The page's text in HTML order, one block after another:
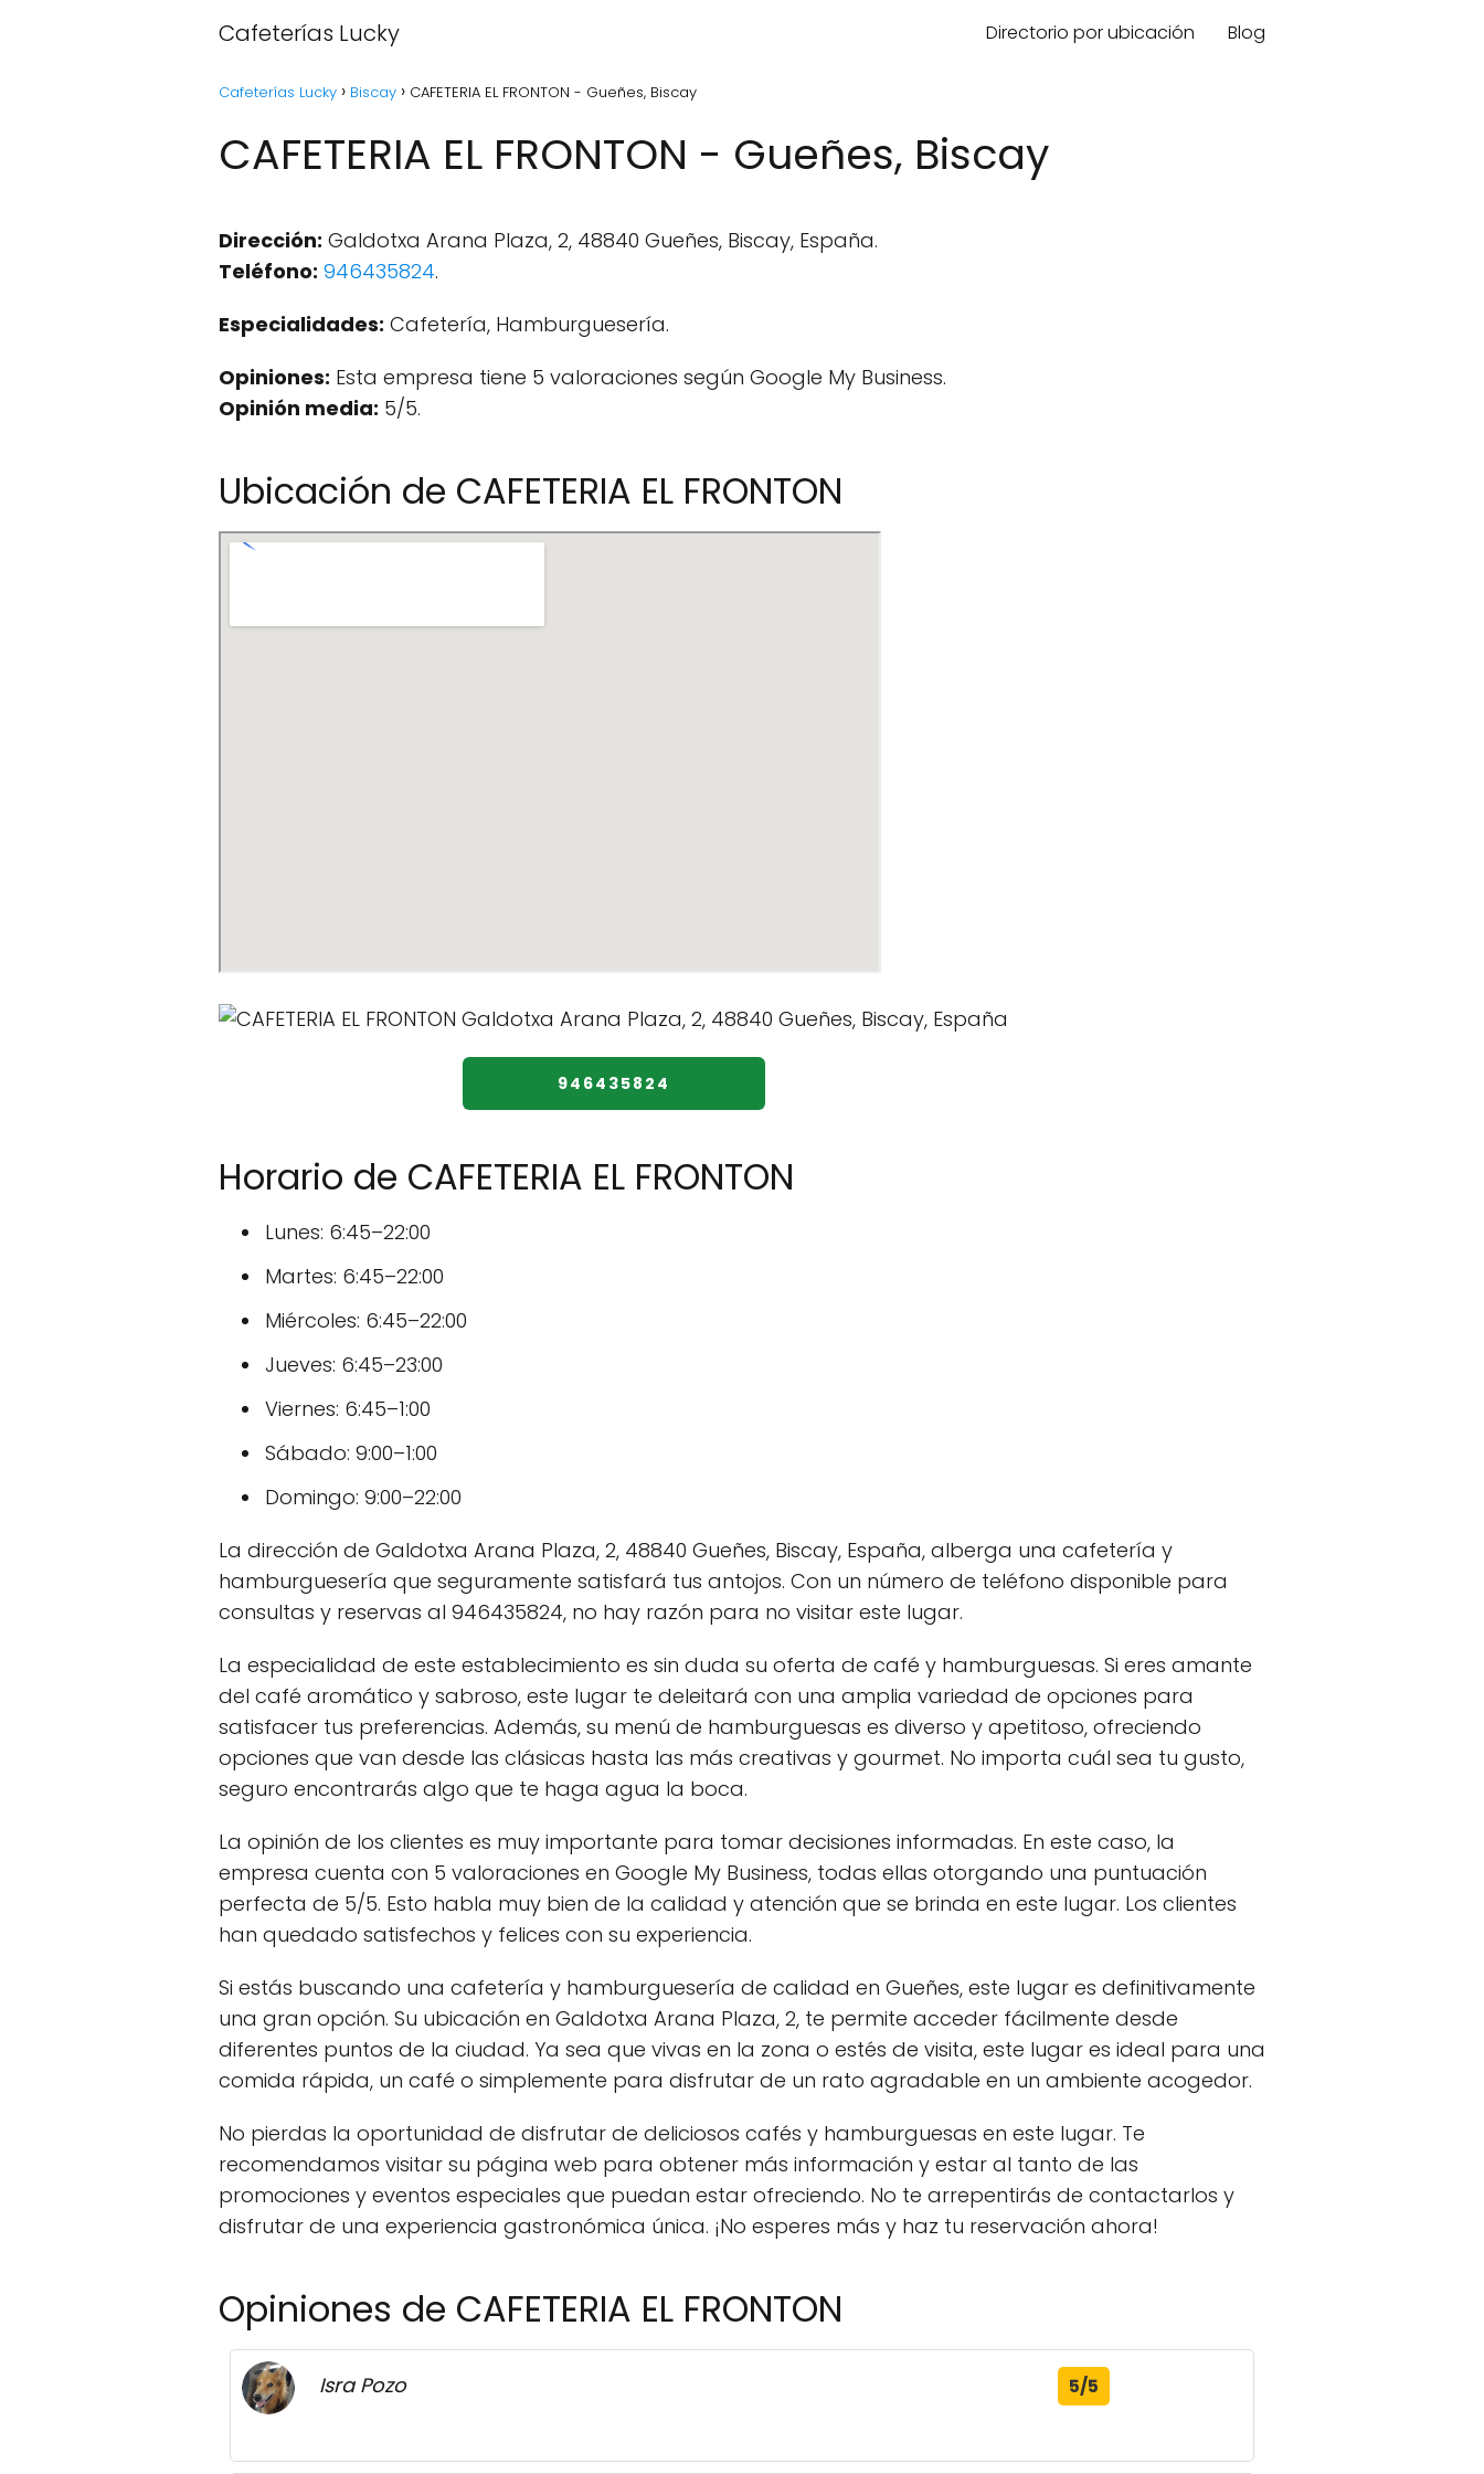
Cafeterías Lucky Directorio por ubicación Blog
Cafeterías Lucky Biscay CAFETERIA EL FRONTON - Gueñes, Biscay
CAFETERIA EL FRONTON - Gueñes, Biscay
Dirección: Galdotxa Arana Plaza, 2, 48840 Gueñes, Biscay, España.
Teléfono: 946435824.
Especialidades: Cafetería, Hamburguesería.
Opiniones: Esta empresa tiene 5 valoraciones según Google My Business.
Opinión media: 5/5.
Ubicación de CAFETERIA EL FRONTON
946435824
Horario de CAFETERIA EL FRONTON
Lunes: 6:45–22:00
Martes: 6:45–22:00
Miércoles: 6:45–22:00
Jueves: 6:45–23:00
Viernes: 6:45–1:00
Sábado: 9:00–1:00
Domingo: 9:00–22:00
La dirección de Galdotxa Arana Plaza, 2, 48840 Gueñes, Biscay, España, alberga una cafetería y
hamburguesería que seguramente satisfará tus antojos. Con un número de teléfono disponible para
consultas y reservas al 946435824, no hay razón para no visitar este lugar.
La especialidad de este establecimiento es sin duda su oferta de café y hamburguesas. Si eres amante
del café aromático y sabroso, este lugar te deleitará con una amplia variedad de opciones para
satisfacer tus preferencias. Además, su menú de hamburguesas es diverso y apetitoso, ofreciendo
opciones que van desde las clásicas hasta las más creativas y gourmet. No importa cuál sea tu gusto,
seguro encontrarás algo que te haga agua la boca.
La opinión de los clientes es muy importante para tomar decisiones informadas. En este caso, la
empresa cuenta con 5 valoraciones en Google My Business, todas ellas otorgando una puntuación
perfecta de 5/5. Esto habla muy bien de la calidad y atención que se brinda en este lugar. Los clientes
han quedado satisfechos y felices con su experiencia.
Si estás buscando una cafetería y hamburguesería de calidad en Gueñes, este lugar es definitivamente
una gran opción. Su ubicación en Galdotxa Arana Plaza, 2, te permite acceder fácilmente desde
diferentes puntos de la ciudad. Ya sea que vivas en la zona o estés de visita, este lugar es ideal para una
comida rápida, un café o simplemente para disfrutar de un rato agradable en un ambiente acogedor.
No pierdas la oportunidad de disfrutar de deliciosos cafés y hamburguesas en este lugar. Te
recomendamos visitar su página web para obtener más información y estar al tanto de las
promociones y eventos especiales que puedan estar ofreciendo. No te arrepentirás de contactarlos y
disfrutar de una experiencia gastronómica única. ¡No esperes más y haz tu reservación ahora!
Opiniones de CAFETERIA EL FRONTON
Isra Pozo 5/5